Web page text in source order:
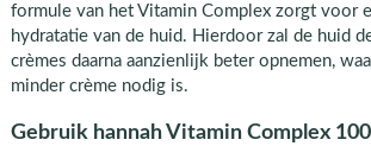
formule van het Vitamin Complex zorgt voor
hydratatie van de huid. Hierdoor zal de huid
crèmes daarna aanzienlijk beter opnemen,
minder crème nodig is.
Gebruik hannah Vitamin Complex